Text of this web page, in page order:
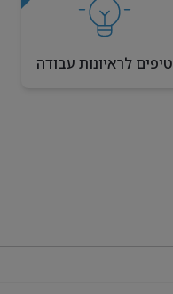
טיפים לראיונות עבודה